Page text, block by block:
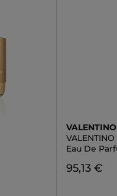
VALENTINO
Eau De
95,13 €